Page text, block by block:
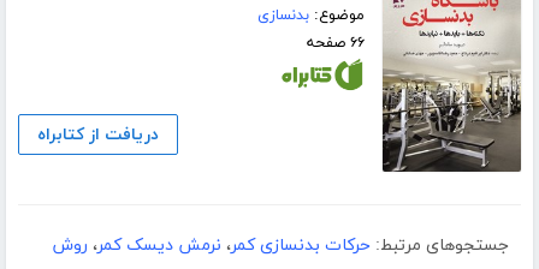
موضوع:بدنسازی
۶۶ صفحه
دریافت از کتابراه
جستجوهای مرتبط: حرکات بدنسازی کمر، نرمش دیسک کمر، روش